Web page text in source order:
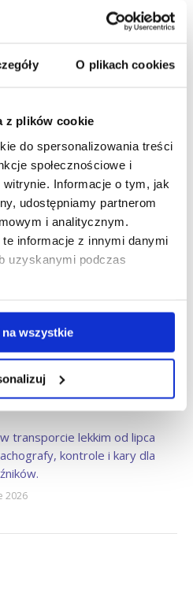
O plikach cookies
z plików cookie
do spersonalizowania treści
społecznościowe i
Informacje o tym, jak
udostępniamy partnerom
i analitycznym.
informacje z innymi danymi
uzyskanymi podczas
wszystkie
we Włoszech za korki.
Labour Authority (ELA)
nowe obowiązki dla busów w
międzynarodowym.
umów cywilnoprawnych po 8
PIP zapowiada nową jakość.
jako przewoźnik?
2026
transporcie lekkim od lipca
kontrole i kary dla
2026